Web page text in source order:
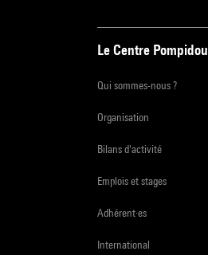
Le Centre Pompidou
Qui sommes-nous ?
Organisation
Bilans d'activité
Emplois et stages
Adhérent·es
International